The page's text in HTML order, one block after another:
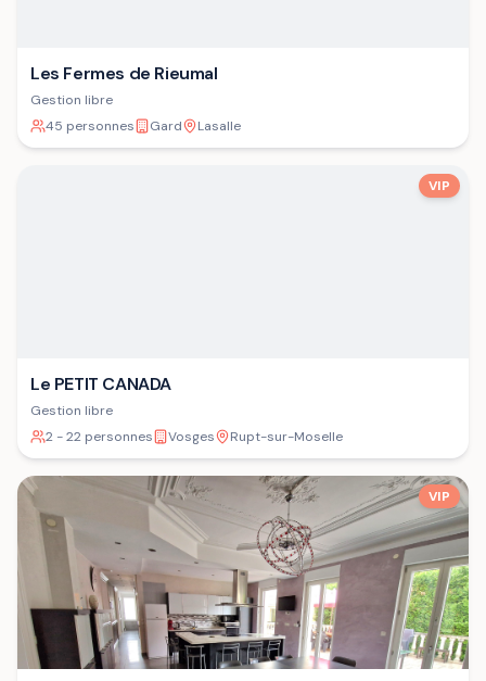
Les Fermes de Rieumal
Gestion libre
45 personnes
Gard Lasalle
VIP
Le PETIT CANADA
Gestion libre
2 - 22 personnes
Vosges Rupt-sur-Moselle
VIP